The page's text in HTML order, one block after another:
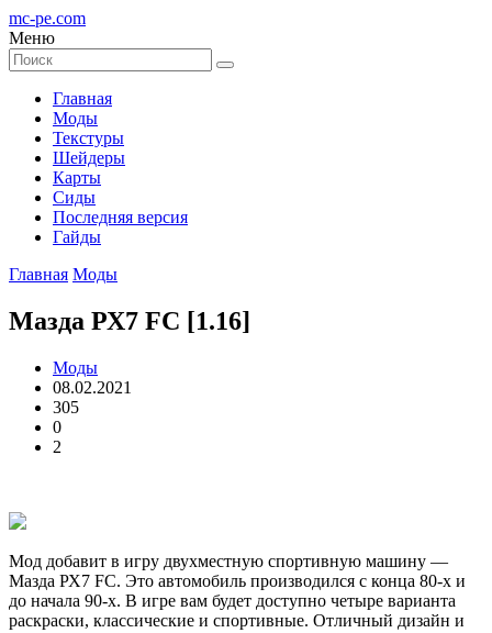
mc-pe.com
Меню
Главная
Моды
Текстуры
Шейдеры
Карты
Сиды
Последняя версия
Гайды
Главная Моды
Мазда РХ7 FC [1.16]
Моды
08.02.2021
305
0
2
Мод добавит в игру двухместную спортивную машину —
Мазда РХ7 FC. Это автомобиль производился с конца 80-x и
до начала 90-x. В игре вам будет доступно четыре варианта
раскраски, классические и спортивные. Отличный дизайн и